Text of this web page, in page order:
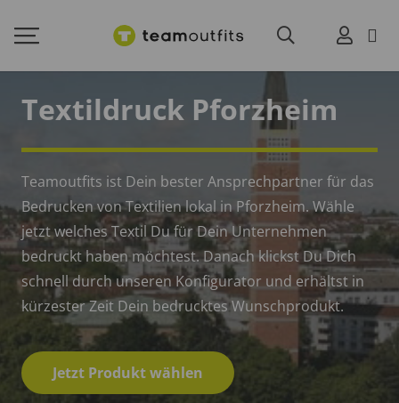
Textildruck Pforzheim
Teamoutfits ist Dein bester Ansprechpartner für das
Bedrucken von Textilien lokal in Pforzheim. Wähle
jetzt welches Textil Du für Dein Unternehmen
bedruckt haben möchtest. Danach klickst Du Dich
schnell durch unseren Konfigurator und erhältst in
kürzester Zeit Dein bedrucktes Wunschprodukt.
Jetzt Produkt wählen